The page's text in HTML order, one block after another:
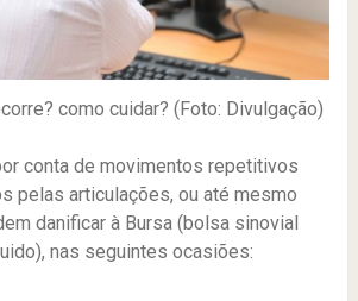
como cuidar? (Foto: Divulgação)
conta de movimentos repetitivos
pelas articulações, ou até mesmo
danificar à Bursa (bolsa sinovial
nas seguintes ocasiões: